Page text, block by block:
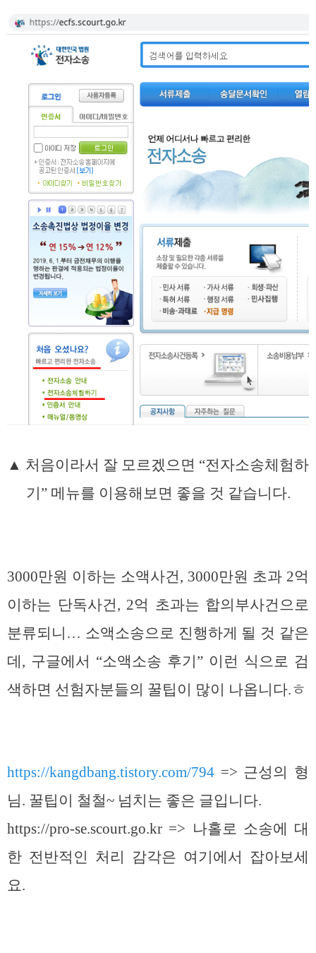
▲ 처음이라서 잘 모르겠으면 “전자소송체험하
기” 메뉴를 이용해보면 좋을 것 같습니다.
3000만원 이하는 소액사건, 3000만원 초과 2억
이하는 단독사건, 2억 초과는 합의부사건으로
분류되니… 소액소송으로 진행하게 될 것 같은
데, 구글에서 “소액소송 후기” 이런 식으로 검
색하면 선험자분들의 꿀팁이 많이 나옵니다.ㅎ
https://kangdbang.tistory.com/794 => 근성의 형
님. 꿀팁이 철철~ 넘치는 좋은 글입니다.
https://pro-se.scourt.go.kr => 나홀로 소송에 대
한 전반적인 처리 감각은 여기에서 잡아보세
요.